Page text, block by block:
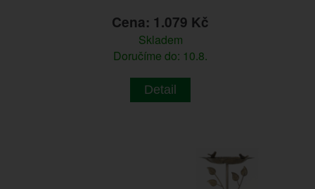
Cena: 1.079 Kč
Skladem
Doručíme do: 10.8.
Detail